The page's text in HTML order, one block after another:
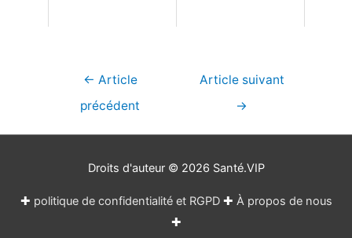
Navigation
← Article
précédent
Article suivant
→
Droits d'auteur © 2026 Santé.VIP
✚ politique de confidentialité et RGPD✚ À propos de nous
✚